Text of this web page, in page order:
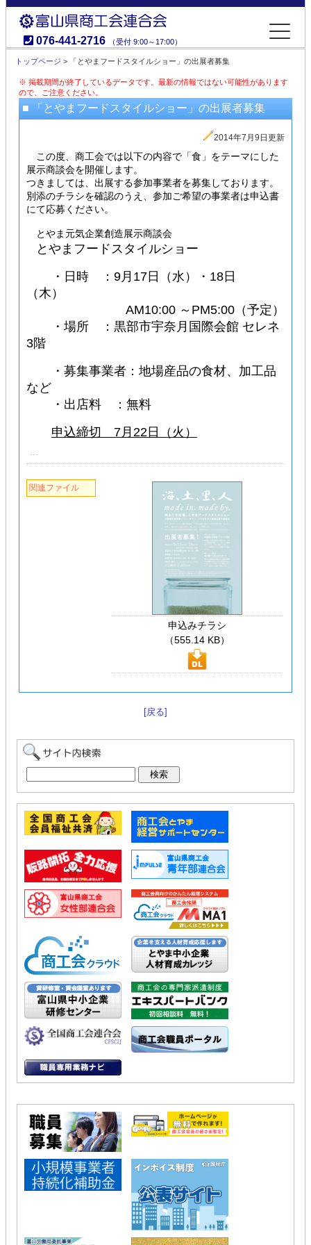
富山県商工会連合会
076-441-2716 （受付 9:00～17:00）
トップページ > 「とやまフードスタイルショー」の出展者募集
※ 掲載期間が終了しているデータです。最新の情報ではない可能性があります
ので、ご注意ください。
■ 「とやまフードスタイルショー」の出展者募集
2014年7月9日更新
この度、商工会では以下の内容で「食」をテーマにした
展示商談会を開催します。
つきましては、出展する参加事業者を募集しております。
別添のチラシを確認のうえ、参加ご希望の事業者は申込書
にて応募ください。
とやま元気企業創造展示商談会
とやまフードスタイルショー
・日時 ：9月17日（水）・18日
（木）
AM10:00 ～PM5:00（予定）
・場所 ：黒部市宇奈月国際会館 セレネ
3階
・募集事業者：地場産品の食材、加工品
など
・出店料 ：無料
申込締切 7月22日（火）
関連ファイル
申込みチラシ
（555.14 KB）
[戻る]